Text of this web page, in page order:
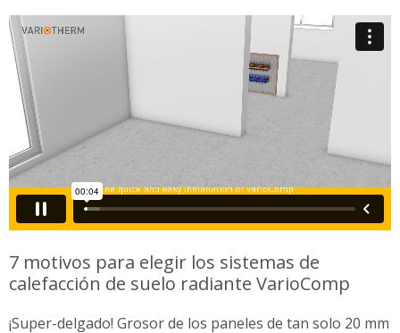
7 motivos para elegir los sistemas de
calefacción de suelo radiante VarioComp
¡Super-delgado! Grosor de los paneles de tan solo 20 mm